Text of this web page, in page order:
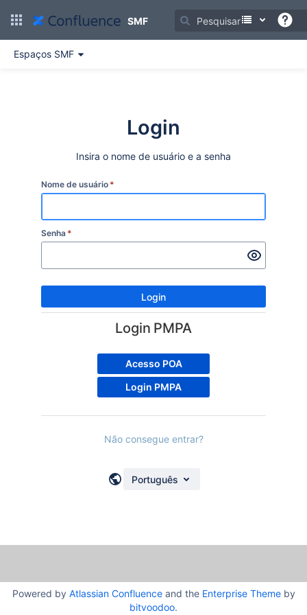
para
principal
SMF
Espaços SMF
Login
Insira o nome de usuário e a senha
Nome de usuário *
Senha *
Login
Login PMPA
Acesso POA
Login PMPA
Não consegue entrar?
Português
Powered by Atlassian Confluenceand the Enterprise Themeby
bitvoodoo.